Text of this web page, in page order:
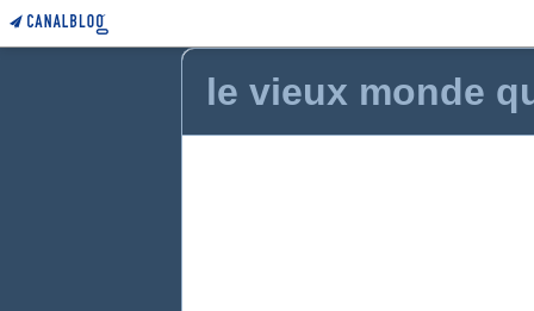
le vieux monde